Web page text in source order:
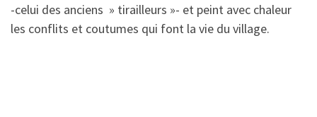
-celui des anciens » tirailleurs »- et peint avec chaleur
les conflits et coutumes qui font la vie du village.